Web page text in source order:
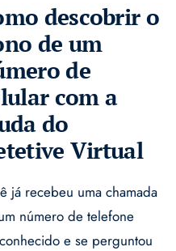
descobrir o
de um
de
com a
do
Virtual
já recebeu uma chamada
número de telefone
e se perguntou